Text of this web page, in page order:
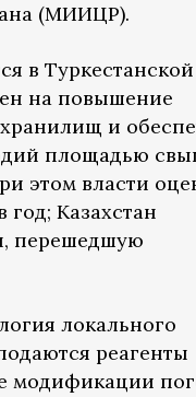
(МИИЦР).
в Туркестанской
на повышение
и
площадью
этом власти
Казахстан
перешедшую
локального
реагенты
модификации